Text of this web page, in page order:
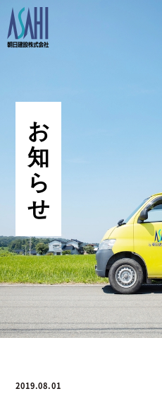
事業案内
会社情報
採用情報
お知らせ
BLOG
お問い合わせ
2019.08.01